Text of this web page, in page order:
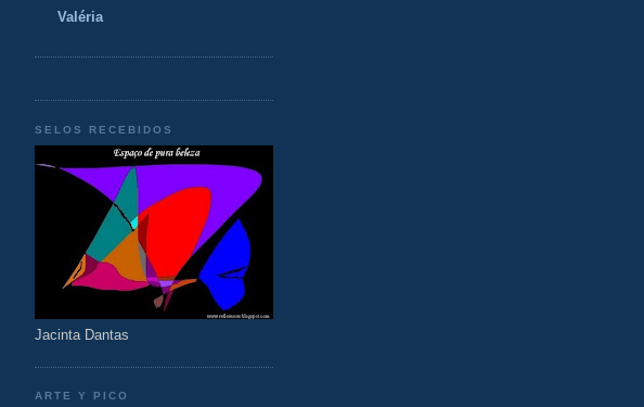
Valéria
SELOS RECEBIDOS
Jacinta Dantas
ARTE Y PICO